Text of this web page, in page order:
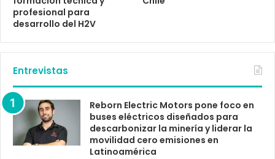
profesional para
desarrollo del H2V
Entrevistas
Reborn Electric Motors pone foco en
buses eléctricos diseñados para
descarbonizar la minería y liderar la
movilidad cero emisiones en
Latinoamérica